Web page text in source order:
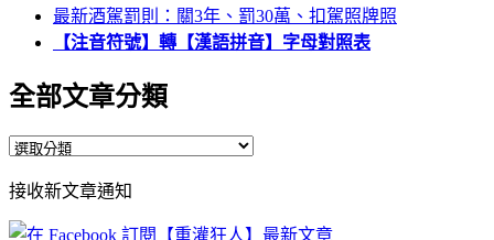
最新酒駕罰則：關3年、罰30萬、扣駕照牌照
【注音符號】轉【漢語拼音】字母對照表
全部文章分類
全
文
章
接收新文章通知